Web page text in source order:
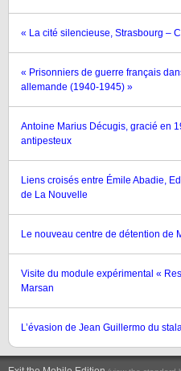
« La cité silencieuse, Strasbourg –
« Prisonniers de guerre français
allemande (1940-1945) »
Antoine Marius Décugis, gracié en
antipesteux
Liens croisés entre Émile Abadie,
de La Nouvelle
Le nouveau centre de détention de
Visite du module expérimental «
Marsan
L’évasion de Jean Guillermo du